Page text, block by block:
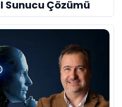
Sunucu Çözümü